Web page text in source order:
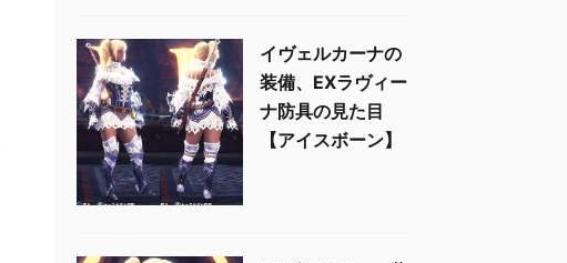
イヴェルカーナの
装備、EXラヴィー
ナ防具の見た目
【アイスボーン】